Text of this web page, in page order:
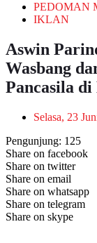
PEDOMAN
IKLAN
Aswin
Wasbang
Pancasila di
Selasa, 23
Pengunjung: 125
Share on facebook
Share on twitter
Share on email
Share on whatsapp
Share on telegram
Share on skype